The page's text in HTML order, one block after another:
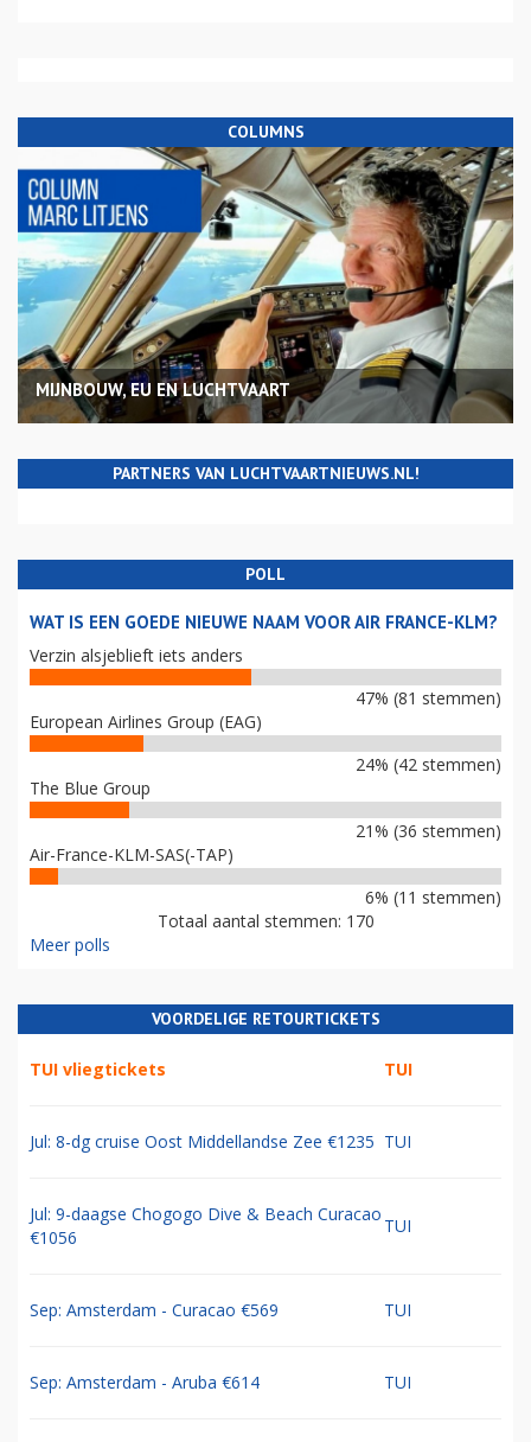
COLUMNS
MIJNBOUW, EU EN LUCHTVAART
PARTNERS VAN LUCHTVAARTNIEUWS.NL!
POLL
WAT IS EEN GOEDE NIEUWE NAAM VOOR AIR FRANCE-KLM?
Verzin alsjeblieft iets anders
47% (81 stemmen)
European Airlines Group (EAG)
24% (42 stemmen)
The Blue Group
21% (36 stemmen)
Air-France-KLM-SAS(-TAP)
6% (11 stemmen)
Totaal aantal stemmen: 170
Meer polls
VOORDELIGE RETOURTICKETS
TUI vliegtickets TUI
Jul: 8-dg cruise Oost Middellandse Zee €1235 TUI
Jul: 9-daagse Chogogo Dive & Beach Curacao
€1056
TUI
Sep: Amsterdam - Curacao €569 TUI
Sep: Amsterdam - Aruba €614 TUI